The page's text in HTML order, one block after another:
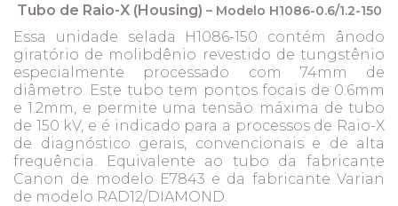
Tubo de Raio-X (Housing) – Modelo H1086-0.6/1.2-150
Essa unidade selada H1086-150 contém ânodo
giratório de molibdênio revestido de tungstênio
especialmente processado com 74mm de
diâmetro. Este tubo tem pontos focais de 0.6mm
e 1.2mm, e permite uma tensão máxima de tubo
de 150 kV, e é indicado para a processos de Raio-X
de diagnóstico gerais, convencionais e de alta
frequência. Equivalente ao tubo da fabricante
Canon de modelo E7843 e da fabricante Varian
de modelo RAD12/DIAMOND.